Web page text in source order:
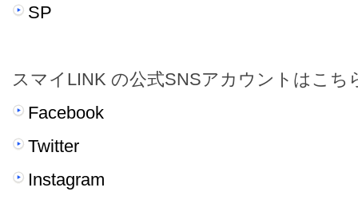
SP
スマイLINK の公式SNSアカウントはこち
Facebook
Twitter
Instagram